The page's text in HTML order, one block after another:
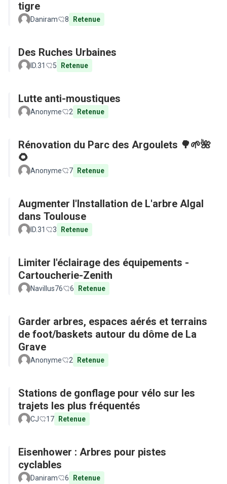
tigre
Daniram 8 Retenue
Des Ruches Urbaines
ID.31 5 Retenue
Lutte anti-moustiques
Anonyme 2 Retenue
Rénovation du Parc des Argoulets 🌳🌱🌺
🌻
Anonyme 7 Retenue
Augmenter l'Installation de L'arbre Algal
dans Toulouse
ID.31 3 Retenue
Limiter l'éclairage des équipements -
Cartoucherie-Zenith
Navillus76 6 Retenue
Garder arbres, espaces aérés et terrains
de foot/baskets autour du dôme de La
Grave
Anonyme 2 Retenue
Stations de gonflage pour vélo sur les
trajets les plus fréquentés
CJ 17 Retenue
Eisenhower : Arbres pour pistes
cyclables
Daniram 6 Retenue